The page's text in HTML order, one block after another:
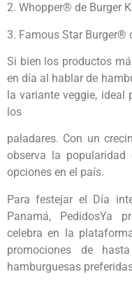
2. Whopper® de Burger
3. Famous Star Burger®
Si bien los productos
en día al hablar de
la variante veggie,
los
paladares. Con un
observa la
opciones en el país.
Para festejar el Día
Panamá, PedidosYa
celebra en la
promociones de
hamburguesas